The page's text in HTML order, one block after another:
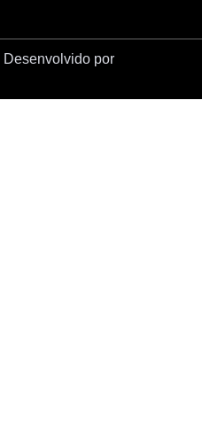
Desenvolvido por